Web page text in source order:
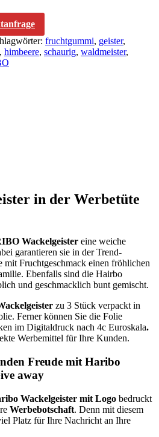
fruchtgummi, geister,
, himbeere, schaurig, waldmeister,
in der Werbetüte
Wackelgeister eine weiche
garantieren sie in der Trend-
mit Fruchtgeschmack einen fröhlichen
Ebenfalls sind die Hairbo
und geschmacklich bunt gemischt.
zu 3 Stück verpackt in
Ferner können Sie die Folie
im Digitaldruck nach 4c Euroskala.
Werbemittel für Ihre Kunden.
Freude mit Haribo
away
Wackelgeister mit Logo bedruckt
Werbebotschaft. Denn mit diesem
Platz für Ihre Nachricht an Ihre